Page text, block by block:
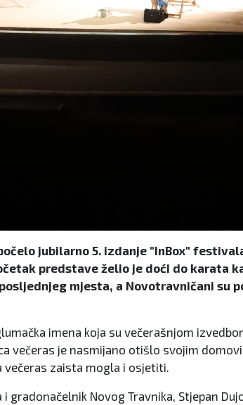
jubilarno 5. izdanje "InBox"
predstave želio je doći do karata
mjesta, a Novotravničani su
imena koja su večerašnjom
večeras je nasmijano otišlo svojim
zaista mogla i osjetiti.
Novog Travnika, Stjepan